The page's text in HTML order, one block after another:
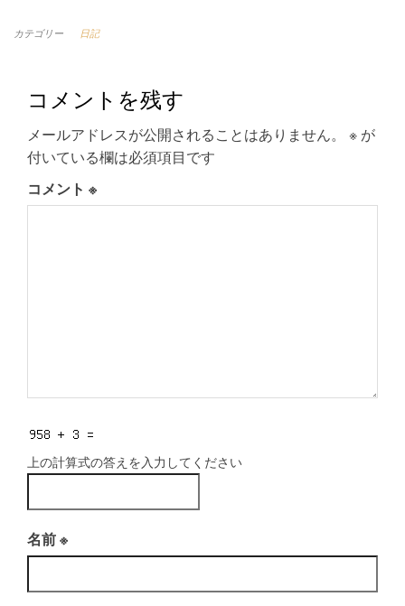
カテゴリー 日記
コメントを残す
メールアドレスが公開されることはありません。 ※ が
付いている欄は必須項目です
コメント ※
上の計算式の答えを入力してください
名前※